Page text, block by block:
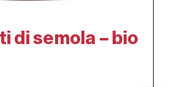
di semola – bio